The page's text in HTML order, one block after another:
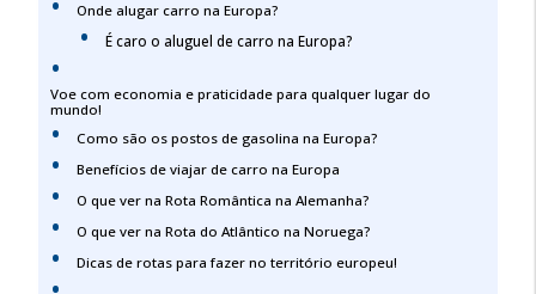
Onde alugar carro na Europa?
É caro o aluguel de carro na Europa?
Voe com economia e praticidade para qualquer lugar do
mundo!
Como são os postos de gasolina na Europa?
Benefícios de viajar de carro na Europa
O que ver na Rota Romântica na Alemanha?
O que ver na Rota do Atlântico na Noruega?
Dicas de rotas para fazer no território europeu!